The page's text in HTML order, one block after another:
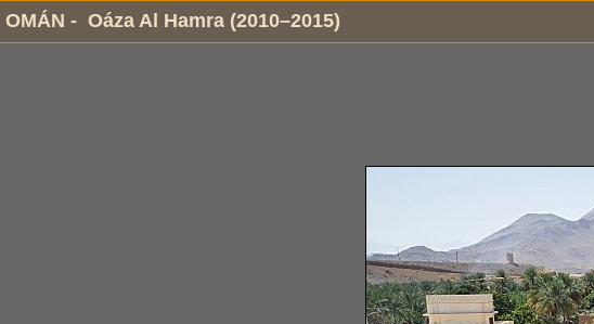
OMÁN - Oáza Al Hamra (2010–2015)